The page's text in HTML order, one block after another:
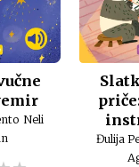
Neli
Đulija